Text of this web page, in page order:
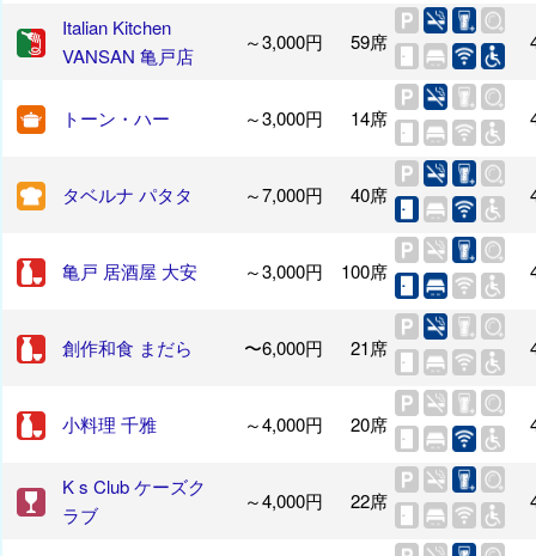
Italian Kitchen
VANSAN 亀戸店
～3,000円 59席
トーン・ハー ～3,000円 14席
タベルナ パタタ ～7,000円 40席
亀戸 居酒屋 大安 ～3,000円 100席
創作和食 まだら 〜6,000円 21席
小料理 千雅 ～4,000円 20席
K s Club ケーズク
ラブ
～4,000円 22席